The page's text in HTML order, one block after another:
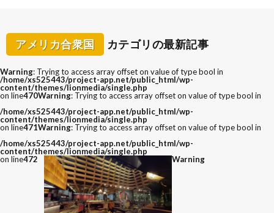
アメリカ合衆国 カテゴリの最新記事
Warning: Trying to access array offset on value of type bool in
/home/xs525443/project-app.net/public_html/wp-
content/themes/lionmedia/single.php
on line470Warning: Trying to access array offset on value of type bool in
/home/xs525443/project-app.net/public_html/wp-
content/themes/lionmedia/single.php
on line471Warning: Trying to access array offset on value of type bool in
/home/xs525443/project-app.net/public_html/wp-
content/themes/lionmedia/single.php
on line472 Warning